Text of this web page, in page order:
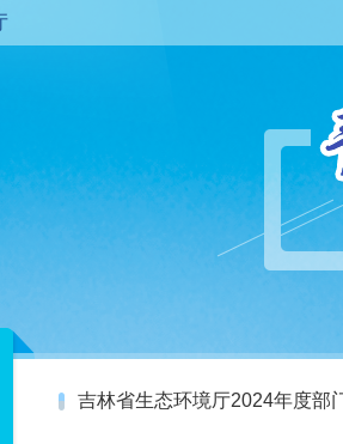
吉林省生态环境厅2024年度部